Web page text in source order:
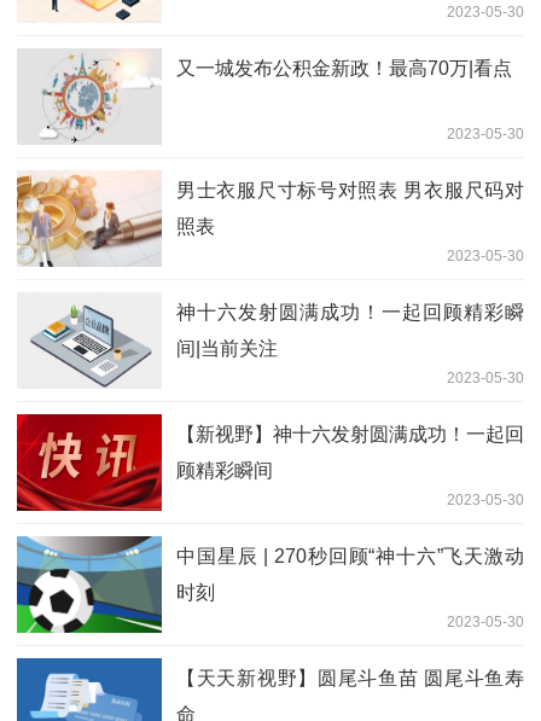
2023-05-30
又一城发布公积金新政！最高70万|看点
2023-05-30
男士衣服尺寸标号对照表 男衣服尺码对
照表
2023-05-30
神十六发射圆满成功！一起回顾精彩瞬
间|当前关注
2023-05-30
【新视野】神十六发射圆满成功！一起回
顾精彩瞬间
2023-05-30
中国星辰 | 270秒回顾“神十六”飞天激动
时刻
2023-05-30
【天天新视野】圆尾斗鱼苗 圆尾斗鱼寿
命